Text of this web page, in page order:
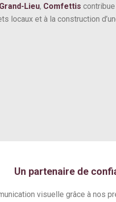
Lieu, Comfettis contribue
locaux et à la construction
Un partenaire de
visuelle grâce à nos